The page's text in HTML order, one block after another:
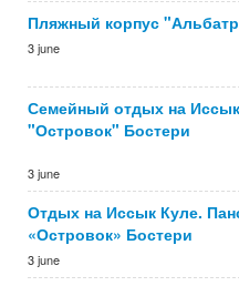
Пляжный корпус
3 june
Семейный отдых на
"Островок" Бостери
3 june
Отдых на Иссык Куле.
«Островок» Бостери
3 june